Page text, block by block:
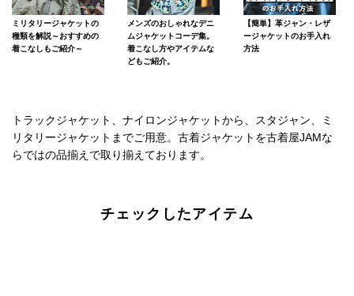
ミリタリージャケットの
種類を解説～おすすめの
着こなしもご紹介～
メンズのおしゃれなデニ
ムジャケットコーデ集。
着こなし方やアイテムな
どもご紹介。
【簡単】革ジャン・レザ
ージャケットのお手入れ
方法
トラックジャケット、ナイロンジャケットから、スタジャン、ミ
リタリージャケットまでご用意。古着ジャケットを古着屋JAMな
らではの品揃えで取り揃えております。
チェックしたアイテム